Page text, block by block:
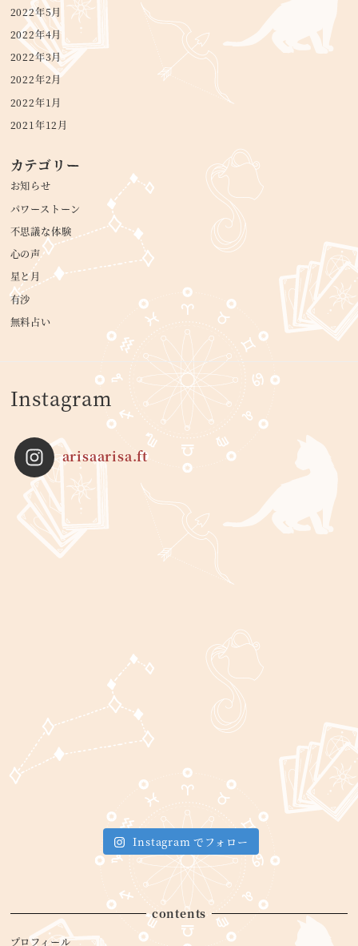
2022年5月
2022年4月
2022年3月
2022年2月
2022年1月
2021年12月
カテゴリー
お知らせ
パワーストーン
不思議な体験
心の声
星と月
有沙
無料占い
Instagram
arisaarisa.ft
Instagram でフォロー
contents
プロフィール